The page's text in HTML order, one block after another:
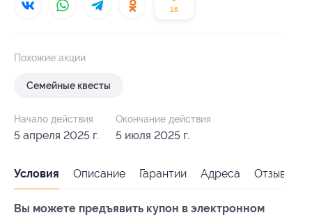
16
Похожие акции
Семейные квесты
Начало действия
5 апреля 2025 г.
Окончание действия
5 июля 2025 г.
Условия Описание Гарантии Адреса Отзывы
Вы можете предъявить купон в электронном